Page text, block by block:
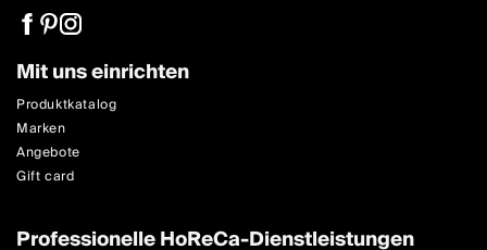
Mit uns einrichten
Produktkatalog
Marken
Angebote
Gift card
Professionelle HoReCa-Dienstleistungen